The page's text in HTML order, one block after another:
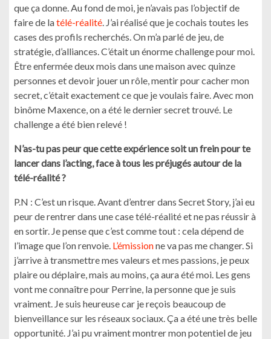
que ça donne. Au fond de moi, je n’avais pas l’objectif de
faire de latélé-réalité. J’ai réalisé que je cochais toutes les
cases des profils recherchés. On m’a parlé de jeu, de
stratégie, d’alliances. C’était un énorme challenge pour moi.
Être enfermée deux mois dans une maison avec quinze
personnes et devoir jouer un rôle, mentir pour cacher mon
secret, c’était exactement ce que je voulais faire. Avec mon
binôme Maxence, on a été le dernier secret trouvé. Le
challenge a été bien relevé !
N’as-tu pas peur que cette expérience soit un frein pour te
lancer dans l’acting, face à tous les préjugés autour de la
télé-réalité ?
P.N : C’est un risque. Avant d’entrer dans Secret Story, j’ai eu
peur de rentrer dans une case télé-réalité et ne pas réussir à
en sortir. Je pense que c’est comme tout : cela dépend de
l’image que l’on renvoie. L’émissionne va pas me changer. Si
j’arrive à transmettre mes valeurs et mes passions, je peux
plaire ou déplaire, mais au moins, ça aura été moi. Les gens
vont me connaître pour Perrine, la personne que je suis
vraiment. Je suis heureuse car je reçois beaucoup de
bienveillance sur les réseaux sociaux. Ça a été une très belle
opportunité. J’ai pu vraiment montrer mon potentiel de jeu